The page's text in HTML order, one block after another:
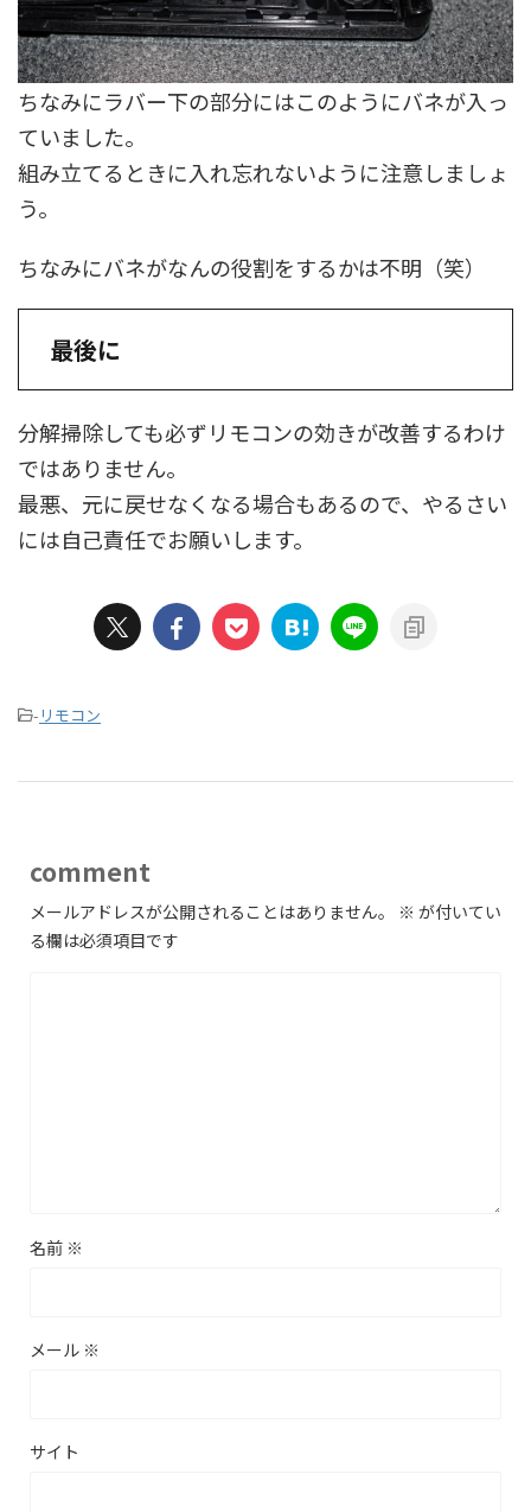
ちなみにラバー下の部分にはこのようにバネが入っ
ていました。
組み立てるときに入れ忘れないように注意しましょ
う。
ちなみにバネがなんの役割をするかは不明（笑）
最後に
分解掃除しても必ずリモコンの効きが改善するわけ
ではありません。
最悪、元に戻せなくなる場合もあるので、やるさい
には自己責任でお願いします。
- リモコン
comment
メールアドレスが公開されることはありません。 ※ が付いてい
る欄は必須項目です
名前 ※
メール ※
サイト